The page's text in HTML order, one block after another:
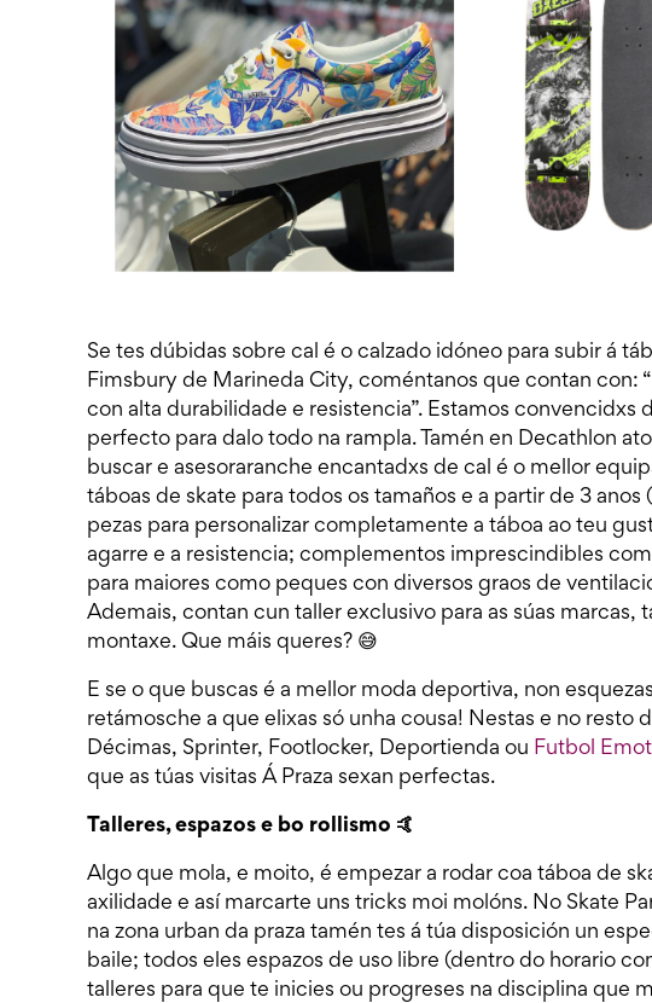
Se tes dúbidas sobre cal é o calzado idóneo para subir á
Fimsbury de Marineda City, coméntanos que contan con:
con alta durabilidade e resistencia”. Estamos convencidxs
perfecto para dalo todo na rampla. Tamén en Decathlon
buscar e asesoraranche encantadxs de cal é o mellor
táboas de skate para todos os tamaños e a partir de 3
pezas para personalizar completamente a táboa ao teu
agarre e a resistencia; complementos imprescindibles
para maiores como peques con diversos graos de
Ademais, contan cun taller exclusivo para as súas marcas,
montaxe. Que máis queres? 😅
E se o que buscas é a mellor moda deportiva, non
retámosche a que elixas só unha cousa! Nestas e no resto
Décimas, Sprinter, Footlocker, Deportienda ou Futbol
que as túas visitas Á Praza sexan perfectas.
Talleres, espazos e bo rollismo 🤙
Algo que mola, e moito, é empezar a rodar coa táboa de
axilidade e así marcarte uns tricks moi molóns. No Skate
na zona urban da praza tamén tes á túa disposición un
baile; todos eles espazos de uso libre (dentro do horario
talleres para que te inicies ou progreses na disciplina que